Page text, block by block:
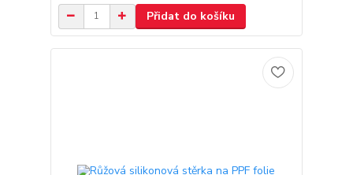
Přidat do košíku